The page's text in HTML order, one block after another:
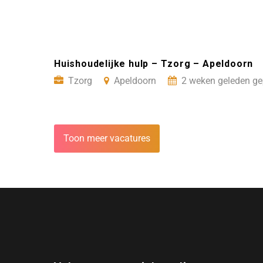
Huishoudelijke hulp – Tzorg – Apeldoorn
Tzorg
Apeldoorn 2 weken geleden
Toon meer vacatures